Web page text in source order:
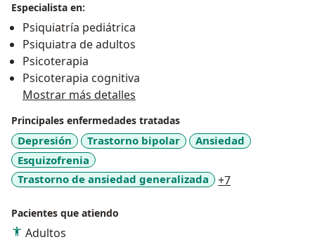
cumplimiento y la responsabilidad.
A través de mi desarrollo profesional, me he enfocado
con especial afecto hacia los niños y adolescentes,
desempeñándome en el área de adicciones y
utilizando como herramienta principal de tratamiento
elementos psicoterapeuticos.
Especialista en:
Psiquiatría pediátrica
Psiquiatra de adultos
Psicoterapia
Psicoterapia cognitiva
Mostrar más detalles
Principales enfermedades tratadas
Depresión Trastorno bipolar
Ansiedad
Esquizofrenia
Trastorno de ansiedad generalizada
+7
Pacientes que atiendo
Adultos